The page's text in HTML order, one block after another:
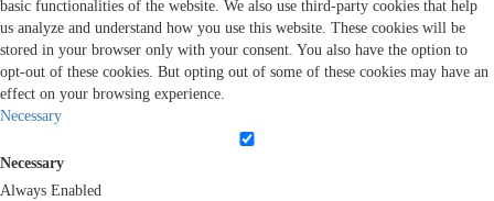
basic functionalities of the website. We also use third-party cookies that help
us analyze and understand how you use this website. These cookies will be
stored in your browser only with your consent. You also have the option to
opt-out of these cookies. But opting out of some of these cookies may have an
effect on your browsing experience.
Necessary
Necessary
Always Enabled